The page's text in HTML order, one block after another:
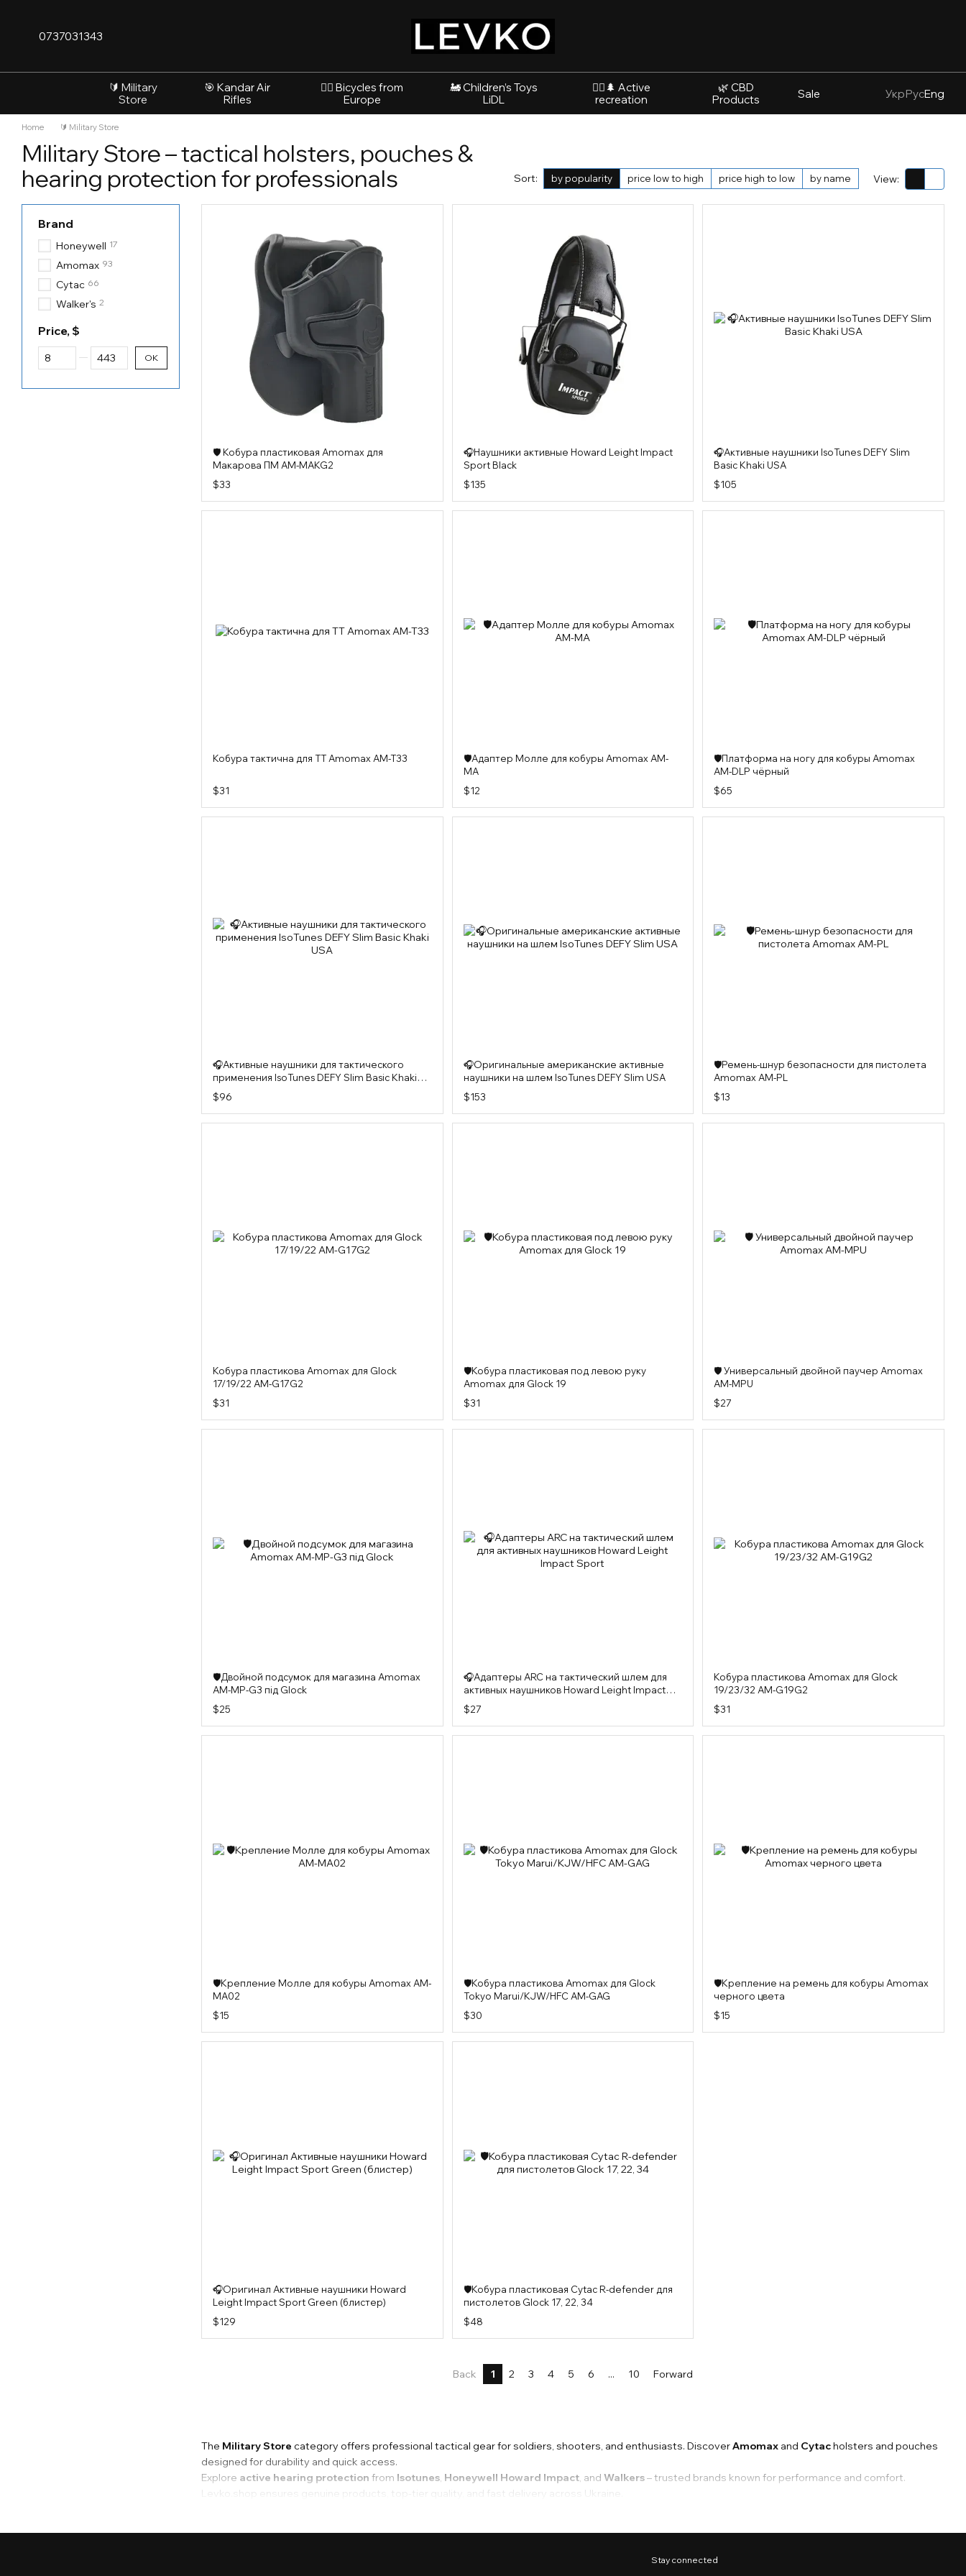
0737031343
🔰 Military
Store
🎯 Kandar Air
Rifles
🚴‍♂️ Bicycles from
Europe
🚂 Children’s Toys
LiDL
🚵‍♂️🌲 Active
recreation
🌿 CBD
Products
Sale УкрРусEng
Home 🔰 Military Store
Military Store – tactical holsters, pouches &
hearing protection for professionals
Sort: by popularity price low to high price high to low by name View:
The Military Store category offers professional tactical gear for soldiers, shooters, and enthusiasts. DiscoverAmomax and Cytacholsters and pouches
designed for durability and quick access.
Explore active hearing protection from Isotunes, Honeywell Howard Impact, and Walkers– trusted brands known for performance and comfort.
Levko.shop ensures genuine products, top-tier quality, and fast delivery across Ukraine.
🛡️ Кобура пластиковая Amomax для
Макарова ПМ AM-MAKG2
$33
🎧Наушники активные Howard Leight Impact
Sport Black
$135
🎧Активные наушники IsoTunes DEFY Slim
Basic Khaki USA
$105
Кобура тактична для ТТ Amomax AM-T33
$31
🛡️Адаптер Молле для кобуры Amomax AM-
MA
$12
🛡️Платформа на ногу для кобуры Amomax
AM-DLP чёрный
$65
🎧Активные наушники для тактического
применения IsoTunes DEFY Slim Basic Khaki
USA
$96
🎧Оригинальные американские активные
наушники на шлем IsoTunes DEFY Slim USA
$153
🛡️Ремень-шнур безопасности для пистолета
Amomax AM-PL
$13
Кобура пластикова Amomax для Glock
17/19/22 AM-G17G2
$31
🛡️Кобура пластиковая под левою руку
Amomax для Glock 19
$31
🛡️ Универсальный двойной паучер Amomax
AM-MPU
$27
🛡️Двойной подсумок для магазина Amomax
AM-MP-G3 під Glock
$25
🎧Адаптеры ARC на тактический шлем для
активных наушников Howard Leight Impact
Sport
$27
Кобура пластикова Amomax для Glock
19/23/32 AM-G19G2
$31
🛡️Крепление Молле для кобуры Amomax AM-
MA02
$15
🛡️Кобура пластикова Amomax для Glock
Tokyo Marui/KJW/HFC AM-GAG
$30
🛡️Крепление на ремень для кобуры Amomax
черного цвета
$15
🎧Оригинал Активные наушники Howard
Leight Impact Sport Green (блистер)
$129
🛡️Кобура пластиковая Cytac R-defender для
пистолетов Glock 17, 22, 34
$48
Back 1 2 3 4 5 6 ... 10 Forward
Brand
Honeywell 17
Amomax 93
Cytac 66
Walker's 2
Price, $
From Price, $
To Price, $ OK
Stay connected